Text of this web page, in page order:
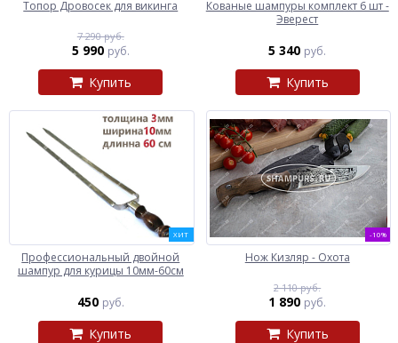
Топор Дровосек для викинга
7 290 руб.
5 990 руб.
Купить
Кованые шампуры комплект 6 шт -
Эверест
5 340 руб.
Купить
ХИТ
Профессиональный двойной
шампур для курицы 10мм-60см
450 руб.
Купить
-10%
Нож Кизляр - Охота
2 110 руб.
1 890 руб.
Купить